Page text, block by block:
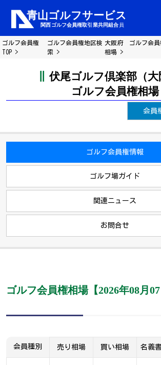
ゴルフ会員権
TOP
ゴルフ会員権地区検
索
大阪府 ゴルフ会員
相場
伏尾ゴルフ倶楽部（大
ゴルフ会員権相場
会員
ゴルフ会員権情報
ゴルフ場ガイド
関連ニュース
お問合せ
ゴルフ会員権相場【2026年08月07
会員種別 売り相場 買い相場 名義